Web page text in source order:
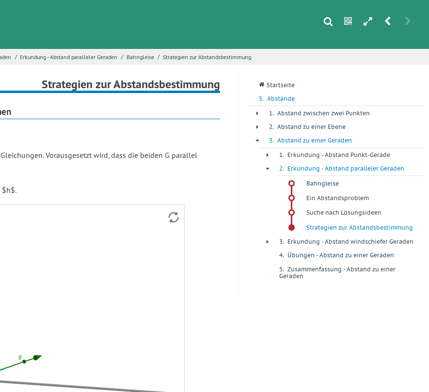
s n h r u
/ Erkundung - Abstand paralleler Geraden / Bahngleise / Strategien zur Abstandsbestimmung
Strategien zur Abstandsbestimmung
Vorausgesetzt wird, dass die beiden G parallel
$h$.
q Startseite
5. Abstände
+ 1. Abstand zwischen zwei Punkten
+ 2. Abstand zu einer Ebene
- 3. Abstand zu einer Geraden
+ 1. Erkundung - Abstand Punkt-Gerade
- 2. Erkundung - Abstand paralleler Geraden
Bahngleise
Ein Abstandsproblem
Suche nach Lösungsideen
Strategien zur Abstandsbestimmung
+ 3. Erkundung - Abstand windschiefer Geraden
4. Übungen - Abstand zu einer Geraden
5. Zusammenfassung - Abstand zu einer
Geraden